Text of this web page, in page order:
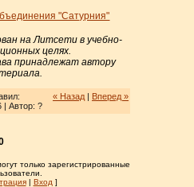
"Сатурния"
на Литсети в учебно-
целях.
принадлежат автору
« Назад | Вперед »
| Автор: ?
только зарегистрированные
| Вход ]